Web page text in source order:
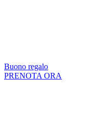
Buono regalo
PRENOTA ORA